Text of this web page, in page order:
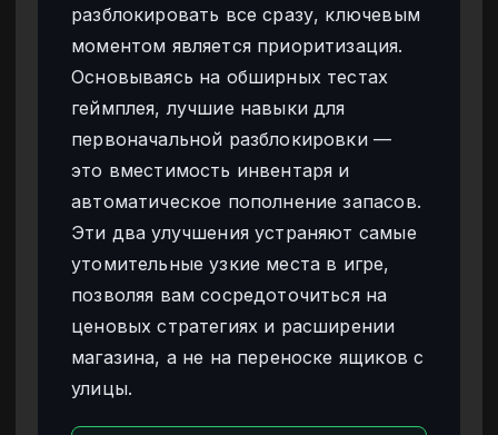
разблокировать все сразу, ключевым
моментом является приоритизация.
Основываясь на обширных тестах
геймплея, лучшие навыки для
первоначальной разблокировки —
это вместимость инвентаря и
автоматическое пополнение запасов.
Эти два улучшения устраняют самые
утомительные узкие места в игре,
позволяя вам сосредоточиться на
ценовых стратегиях и расширении
магазина, а не на переноске ящиков с
улицы.